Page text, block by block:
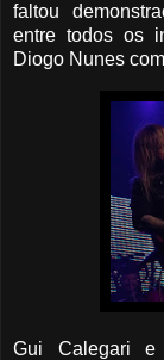
faltou
entre todos os
Diogo Nunes
Gui Calegari e